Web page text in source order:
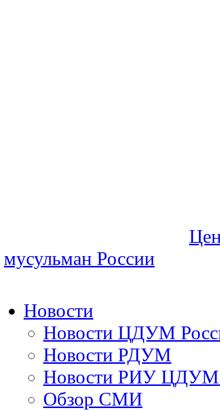
мусульман России
Новости
Новости ЦДУМ
Новости РДУМ
Новости РИУ ЦДУМ
Обзор СМИ